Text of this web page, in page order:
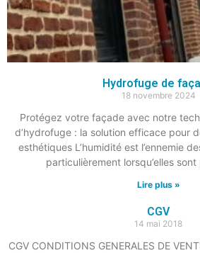
Hydrofuge de
18 novembre 2024
Protégez votre façade avec notre
d’hydrofuge : la solution efficace pour
esthétiques L’humidité est l’ennemie
particulièrement lorsqu’elles
Lire plus »
CGV
14 mai 2018
CGV CONDITIONS GENERALES DE